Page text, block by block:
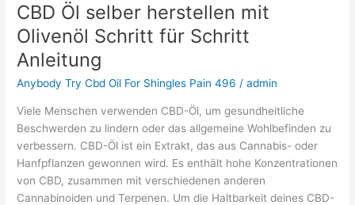
CBD Öl selber herstellen mit
Olivenöl Schritt für Schritt
Anleitung
Anybody Try Cbd Oil For Shingles Pain 496 /admin
Viele Menschen verwenden CBD-Öl, um gesundheitliche
Beschwerden zu lindern oder das allgemeine Wohlbefinden zu
verbessern. CBD-Öl ist ein Extrakt, das aus Cannabis- oder
Hanfpflanzen gewonnen wird. Es enthält hohe Konzentrationen
von CBD, zusammen mit verschiedenen anderen
Cannabinoiden und Terpenen. Um die Haltbarkeit deines CBD-
CBD
Öl
selber
herstellen
mit
Schritt
für
Schritt
Anleitung